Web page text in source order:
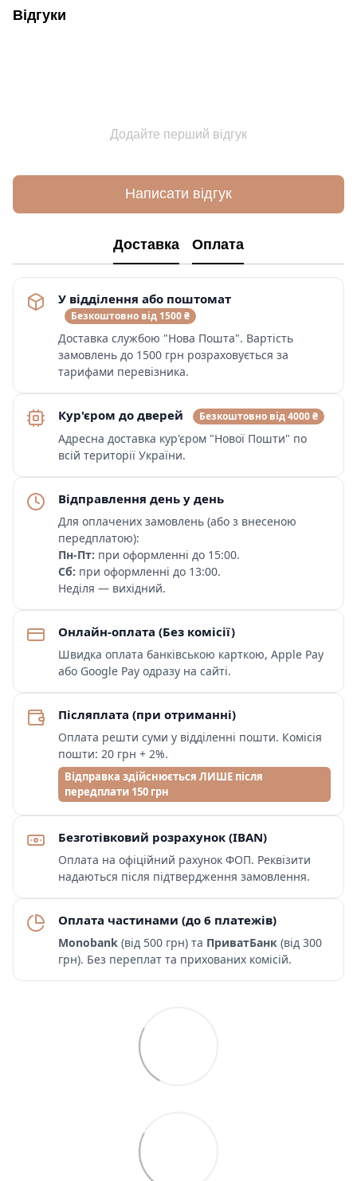
Відгуки
Додайте перший відгук
Написати відгук
Доставка Оплата
У відділення або поштомат
Безкоштовно від 1500 ₴
Доставка службою "Нова Пошта". Вартість
замовлень до 1500 грн розраховується за
тарифами перевізника.
Кур'єром до дверей Безкоштовно від 4000 ₴
Адресна доставка кур'єром "Нової Пошти" по
всій території України.
Відправлення день у день
Для оплачених замовлень (або з внесеною
передплатою):
Пн-Пт: при оформленні до 15:00.
Сб: при оформленні до 13:00.
Неділя — вихідний.
Онлайн-оплата (Без комісії)
Швидка оплата банківською карткою, Apple Pay
або Google Pay одразу на сайті.
Післяплата (при отриманні)
Оплата решти суми у відділенні пошти. Комісія
пошти: 20 грн + 2%.
Відправка здійснюється ЛИШЕ після
передплати 150 грн
Безготівковий розрахунок (IBAN)
Оплата на офіційний рахунок ФОП. Реквізити
надаються після підтвердження замовлення.
Оплата частинами (до 6 платежів)
Monobank (від 500 грн) та ПриватБанк (від 300
грн). Без переплат та прихованих комісій.